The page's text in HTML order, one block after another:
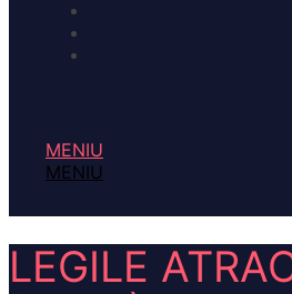
MENIU
MENIU
LEGILE